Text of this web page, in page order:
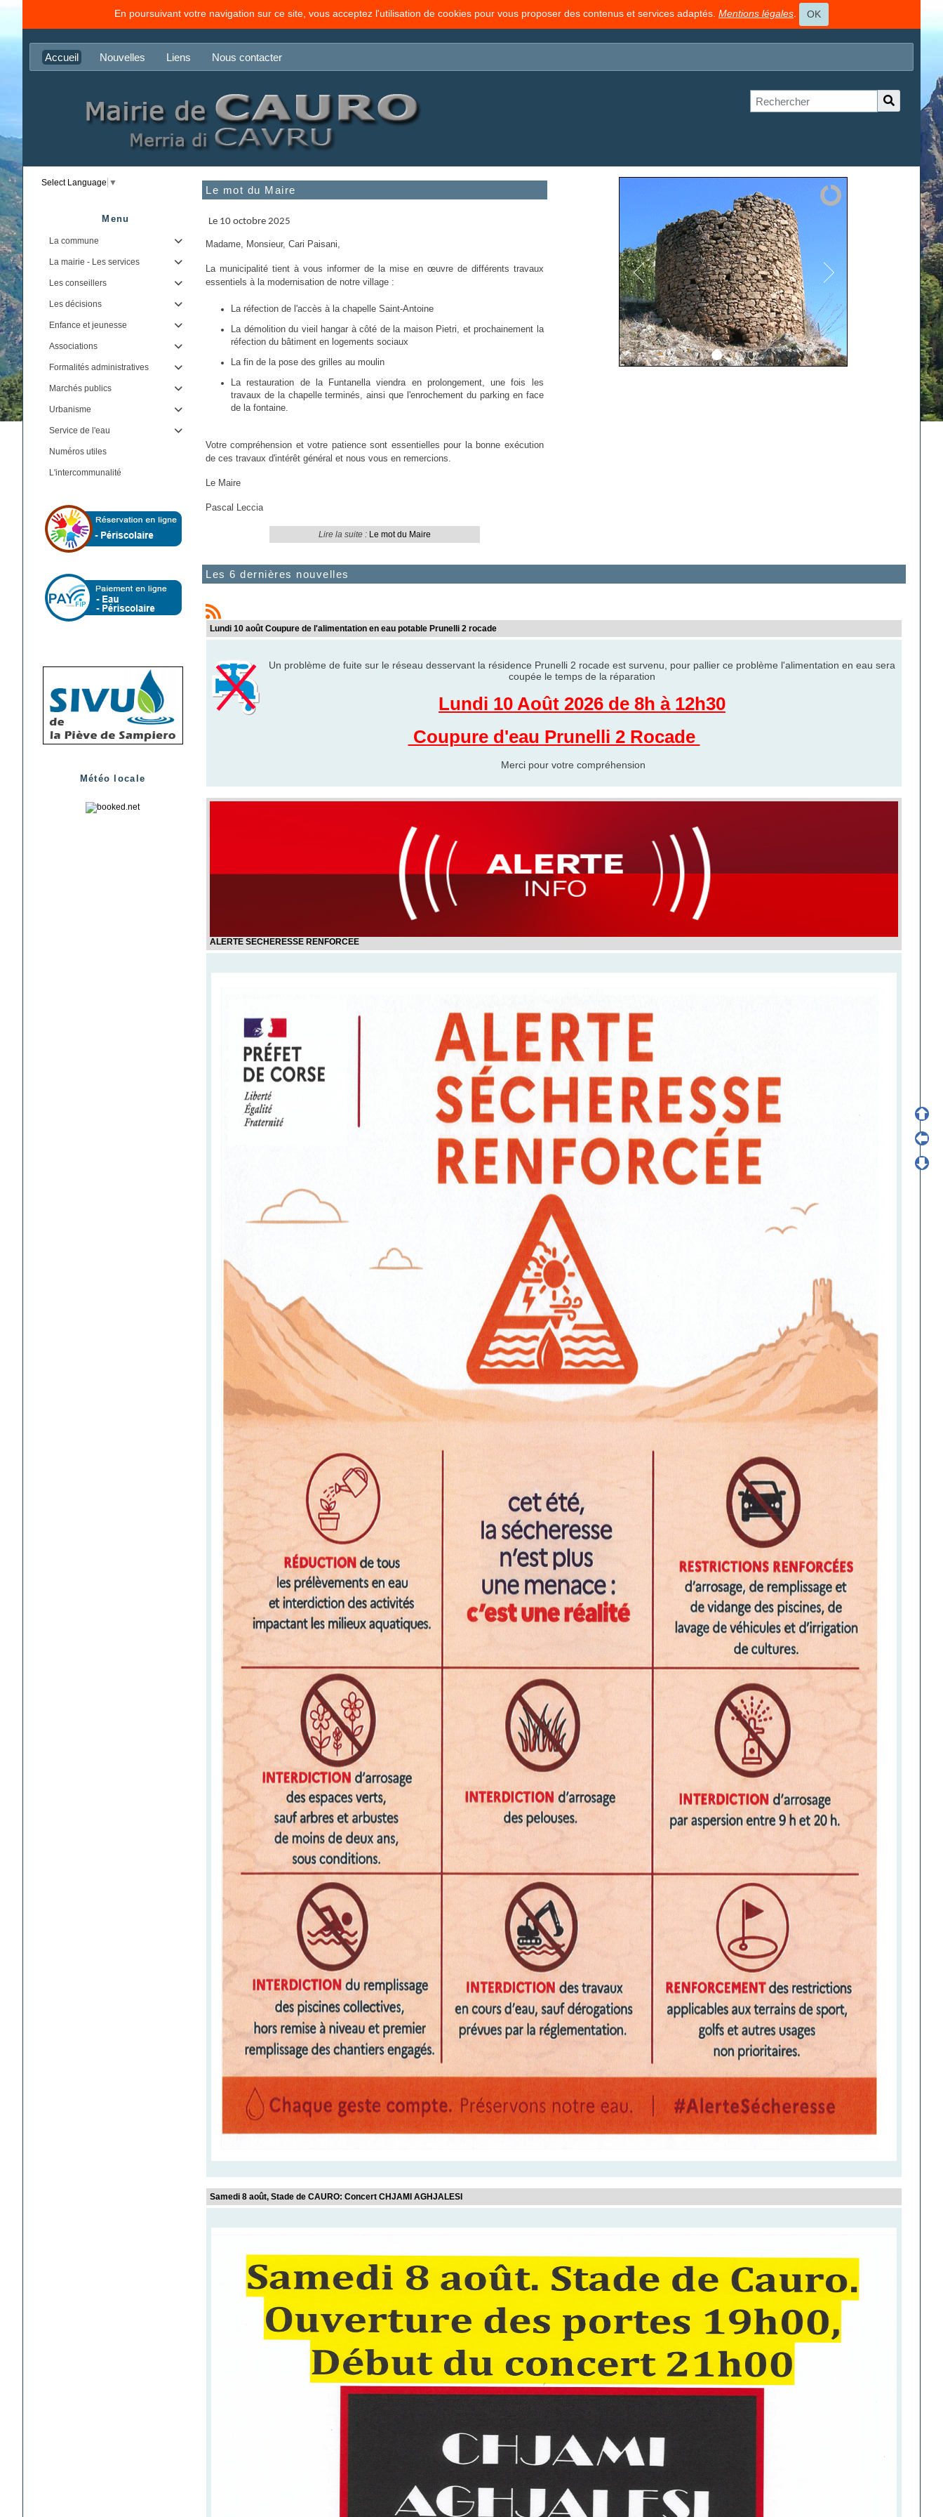
En poursuivant votre navigation sur ce site, vous acceptez l'utilisation de cookies pour vous proposer des contenus et services adaptés. Mentions légales. OK
Accueil Nouvelles Liens Nous contacter
Select Language ▼
Menu
La commune 
La mairie - Les services 
Les conseillers 
Les décisions 
Enfance et jeunesse 
Associations 
Formalités administratives 
Marchés publics 
Urbanisme 
Service de l'eau 
Numéros utiles
L'intercommunalité
Météo locale
Le mot du Maire
Le 10 octobre 2025
Madame, Monsieur, Cari Paisani,
La municipalité tient à vous informer de la mise en œuvre de différents travaux
essentiels à la modernisation de notre village :
La réfection de l'accès à la chapelle Saint-Antoine
La démolition du vieil hangar à côté de la maison Pietri, et prochainement la
réfection du bâtiment en logements sociaux
La fin de la pose des grilles au moulin
La restauration de la Funtanella viendra en prolongement, une fois les
travaux de la chapelle terminés, ainsi que l'enrochement du parking en face
de la fontaine.
Votre compréhension et votre patience sont essentielles pour la bonne exécution
de ces travaux d'intérêt général et nous vous en remercions.
Le Maire
Pascal Leccia
Lire la suite : Le mot du Maire
Les 6 dernières nouvelles
Lundi 10 août Coupure de l'alimentation en eau potable Prunelli 2 rocade
Un problème de fuite sur le réseau desservant la résidence Prunelli 2 rocade est survenu, pour pallier ce problème l'alimentation en eau sera
coupée le temps de la réparation
Lundi 10 Août 2026 de 8h à 12h30
Coupure d'eau Prunelli 2 Rocade
Merci pour votre compréhension
ALERTE SECHERESSE RENFORCEE
Samedi 8 août, Stade de CAURO: Concert CHJAMI AGHJALESI